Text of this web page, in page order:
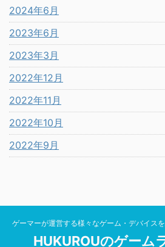
2024年6月
2023年6月
2023年3月
2022年12月
2022年11月
2022年10月
2022年9月
ゲーマーが運営する様々なゲーム・デバイス
HUKUROUのゲーム